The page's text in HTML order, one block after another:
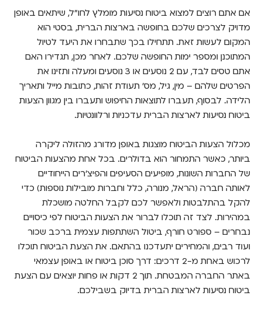
אם אתם רוצים למצוא ביטוח נסיעות מומלץ לחו"ל, שיתאים באופן
מדויק לצרכים שלכם בחופשה בארצות הברית, בסטי הוא
המקום לעשות זאת. תתחילו בכך שתבחרו את היעד לטיול
המתוכנן ומספר ימות החופשה שלכם. לאחר מכן, תגדירו האם
אתם טסים לבד, עם 2 נוסעים או 3 נוסעים ומעלה ותזינו את
הפרטים שלהם – מין, גיל, מס' תעודת זהות, כתובות מייל ותאריך
הלידה. לבסוף, תעברו לתוצאות החיפוש ותעברו בין מגוון הצעות
ביטוח נסיעות לארצות הברית עדכניות ורלוונטיות.
מכלול הצעות הביטוח מוצגות באופן מדורג מהזולה ליקרה
ביותר, כאשר התמחור הוא בדולרים. בכל אחת מהצעות הביטוח
של החברות השונות, מופיעים הסעיפים והפיצ'רים הייחודיים
לאותה חברה (הראל, מנורה, כלל וחברות מובילות נוספות) כדי
להקל בהתלבטות ולאפשר לכם לקבל החלטה מושכלת
במהירות. לצד זה תוכלו לברור את הצעות הביטוח לפי כיסויים
נבחרים – ספורט חורף, ביטול השתתפות עצמית ברכב שכור
ועוד רבים, והמחירים יתעדכנו בהתאם. את הצעת הביטוח תוכלו
לרכוש באחת מ-2 דרכים: דרך סוכן ביטוח או באופן עצמאי
באתר החברה המבטחת. תוך 2 דקות או פחות יוצאים עם הצעת
ביטוח נסיעות לארצות הברית בדיוק בשבילכם.